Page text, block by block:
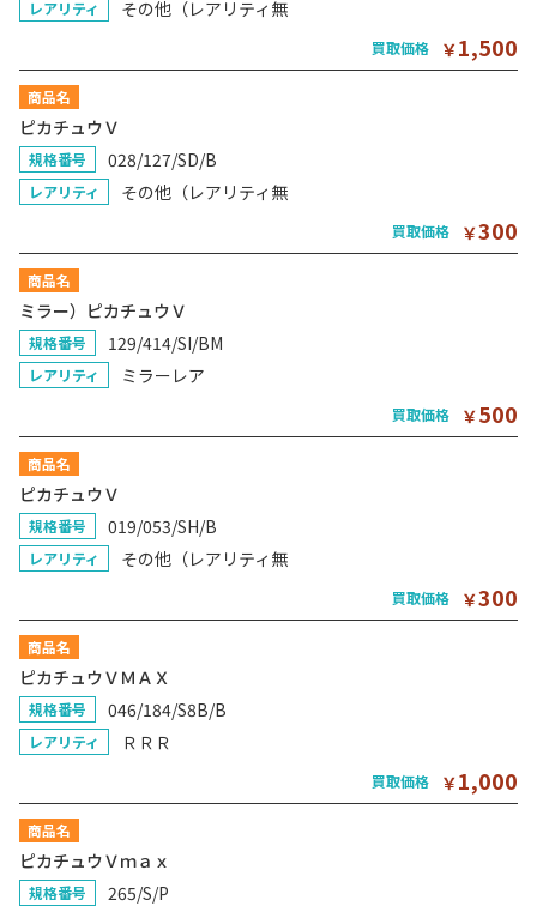
レアリティ その他（レアリティ無
買取価格 ￥1,500
商品名
ピカチュウＶ
規格番号 028/127/SD/B
レアリティ その他（レアリティ無
買取価格 ￥300
商品名
ミラー）ピカチュウＶ
規格番号 129/414/SI/BM
レアリティ ミラーレア
買取価格 ￥500
商品名
ピカチュウＶ
規格番号 019/053/SH/B
レアリティ その他（レアリティ無
買取価格 ￥300
商品名
ピカチュウＶＭＡＸ
規格番号 046/184/S8B/B
レアリティ ＲＲＲ
買取価格 ￥1,000
商品名
ピカチュウＶｍａｘ
規格番号 265/S/P